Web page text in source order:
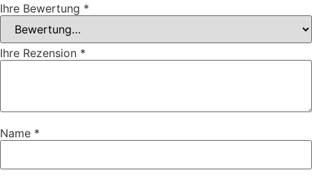
Ihre Bewertung *
Ihre Rezension *
Name *